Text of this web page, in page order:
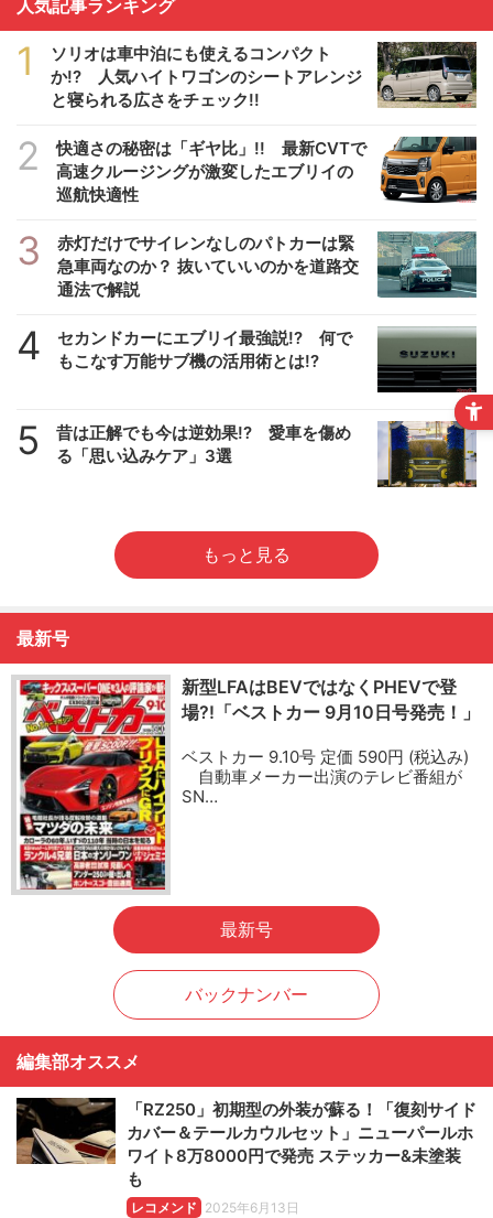
人気記事ランキング
1
ソリオは車中泊にも使えるコンパクト
か!? 人気ハイトワゴンのシートアレンジ
と寝られる広さをチェック!!
2
快適さの秘密は「ギヤ比」!! 最新CVTで
高速クルージングが激変したエブリイの
巡航快適性
3
赤灯だけでサイレンなしのパトカーは緊
急車両なのか？ 抜いていいのかを道路交
通法で解説
4
セカンドカーにエブリイ最強説!? 何で
もこなす万能サブ機の活用術とは!?
5
昔は正解でも今は逆効果!? 愛車を傷め
る「思い込みケア」3選
もっと見る
最新号
新型LFAはBEVではなくPHEVで登
場?!「ベストカー 9月10日号発売！」
ベストカー 9.10号 定価 590円 (税込み)
自動車メーカー出演のテレビ番組が
SN…
最新号
バックナンバー
編集部オススメ
「RZ250」初期型の外装が蘇る！「復刻サイド
カバー＆テールカウルセット」ニューパールホ
ワイト8万8000円で発売 ステッカー&未塗装
も
レコメンド 2025年6月13日